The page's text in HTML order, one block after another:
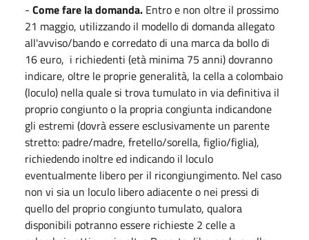
- Come fare la domanda. Entro e non oltre il prossimo
21 maggio, utilizzando il modello di domanda allegato
all'avviso/bando e corredato di una marca da bollo di
16 euro, i richiedenti (età minima 75 anni) dovranno
indicare, oltre le proprie generalità, la cella a colombaio
(loculo) nella quale si trova tumulato in via definitiva il
proprio congiunto o la propria congiunta indicandone
gli estremi (dovrà essere esclusivamente un parente
stretto: padre/madre, fretello/sorella, figlio/figlia),
richiedendo inoltre ed indicando il loculo
eventualmente libero per il ricongiungimento. Nel caso
non vi sia un loculo libero adiacente o nei pressi di
quello del proprio congiunto tumulato, qualora
disponibili potranno essere richieste 2 celle a